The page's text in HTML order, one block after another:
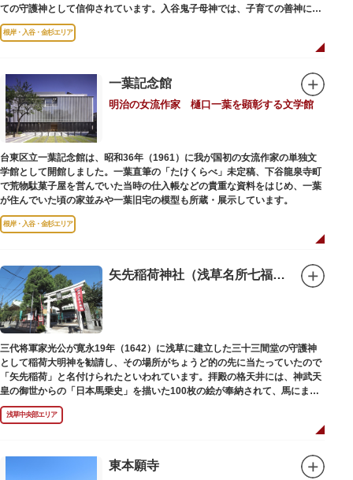
ての守護神として信仰されています。入谷鬼子母神では、子育ての善神にな
った由来からツノのない「おに」の文字を使っています。
根岸・入谷・金杉エリア
一葉記念館
明治の女流作家 樋口一葉を顕彰する文学館
台東区立一葉記念館は、昭和36年（1961）に我が国初の女流作家の単独文
学館として開館しました。一葉直筆の「たけくらべ」未定稿、下谷龍泉寺町
で荒物駄菓子屋を営んでいた当時の仕入帳などの貴重な資料をはじめ、一葉
が住んでいた頃の家並みや一葉旧宅の模型も所蔵・展示しています。
根岸・入谷・金杉エリア
矢先稲荷神社（浅草名所七福神 福禄寿）
三代将軍家光公が寛永19年（1642）に浅草に建立した三十三間堂の守護神
として稲荷大明神を勧請し、その場所がちょうど的の先に当たっていたので
「矢先稲荷」と名付けられたといわれています。拝殿の格天井には、神武天
皇の御世からの「日本馬乗史」を描いた100枚の絵が奉納されて、馬にまつ
わる歴史が一目瞭然に理解できます。
浅草中央部エリア
東本願寺